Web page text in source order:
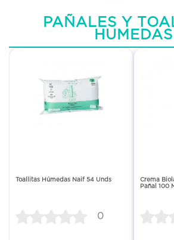
PAÑALES Y
HUMEDAS
Toallitas Húmedas Naif 54 Unds
0
Crema
Pañal 100